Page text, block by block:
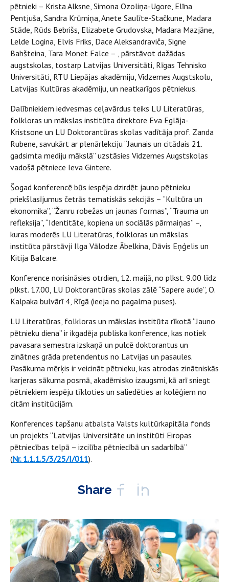
pētnieki – Krista Alksne, Simona Ozoliņa-Ugore, Elīna
Pentjuša, Sandra Krūmiņa, Anete Saulīte-Stačkune, Madara
Stāde, Rūds Bebrišs, Elizabete Grudovska, Madara Mazjāne,
Lelde Logina, Elvis Friks, Dace Aleksandraviča, Signe
Bahšteina, Tara Monet Falce – , pārstāvot dažādas
augstskolas, tostarp Latvijas Universitāti, Rīgas Tehnisko
Universitāti, RTU Liepājas akadēmiju, Vidzemes Augstskolu,
Latvijas Kultūras akadēmiju, un neatkarīgos pētniekus.
Dalībniekiem iedvesmas ceļavārdus teiks LU Literatūras,
folkloras un mākslas institūta direktore Eva Eglāja-
Kristsone un LU Doktorantūras skolas vadītāja prof. Zanda
Rubene, savukārt ar plenārlekciju “Jaunais un citādais 21.
gadsimta mediju mākslā” uzstāsies Vidzemes Augstskolas
vadošā pētniece Ieva Gintere.
Šogad konferencē būs iespēja dzirdēt jauno pētnieku
priekšlasījumus četrās tematiskās sekcijās – “Kultūra un
ekonomika”, “Žanru robežas un jaunas formas”, “Trauma un
refleksija”, “Identitāte, kopiena un sociālās pārmaiņas” –,
kuras moderēs LU Literatūras, folkloras un mākslas
institūta pārstāvji Ilga Vālodze Ābelkina, Dāvis Eņģelis un
Kitija Balcare.
Konference norisināsies otrdien, 12. maijā, no plkst. 9.00 līdz
plkst. 17.00, LU Doktorantūras skolas zālē “Sapere aude”, O.
Kalpaka bulvārī 4, Rīgā (ieeja no pagalma puses).
LU Literatūras, folkloras un mākslas institūta rīkotā “Jauno
pētnieku diena” ir ikgadēja publiska konference, kas notiek
pavasara semestra izskaņā un pulcē doktorantus un
zinātnes grāda pretendentus no Latvijas un pasaules.
Pasākuma mērķis ir veicināt pētnieku, kas atrodas zinātniskās
karjeras sākuma posmā, akadēmisko izaugsmi, kā arī sniegt
pētniekiem iespēju tīkloties un saliedēties ar kolēģiem no
citām institūcijām.
Konferences tapšanu atbalsta Valsts kultūrkapitāla fonds
un projekts “Latvijas Universitāte un institūti Eiropas
pētniecības telpā – izcilība pētniecībā un sadarbībā”
(Nr. 1.1.1.5/3/25/I/011).
Share